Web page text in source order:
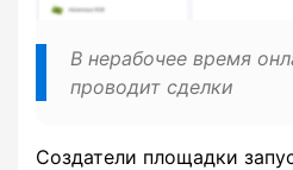
В нерабочее время
проводит сделки
Создатели площадки